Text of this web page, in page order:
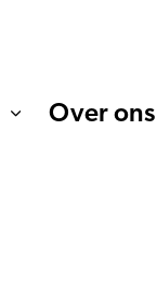
Over ons